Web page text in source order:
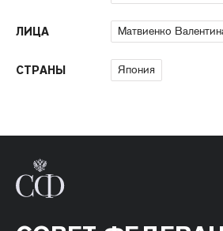
ЛИЦА Матвиенко
СТРАНЫ Япония